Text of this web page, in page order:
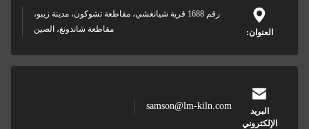
العنوان:
رقم 1688 قرية شيانغشي، مقاطعة تشوكون، مدينة زيبو،
مقاطعة شاندونغ، الصين
البريد
الإلكتروني
samson@lm-kiln.com